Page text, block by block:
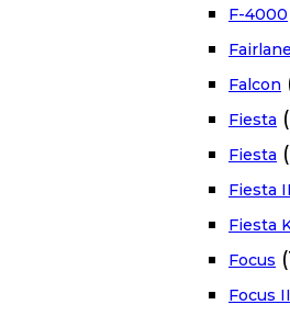
F-4000
Fairlane
Falcon
Fiesta
Fiesta
Fiesta II
Fiesta
Focus
Focus